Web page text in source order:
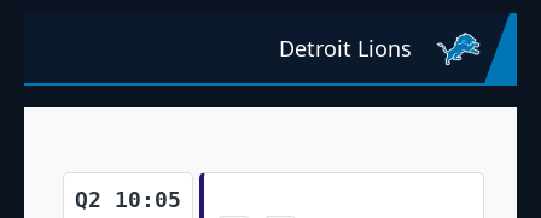
Detroit Lions
Q2 10:05